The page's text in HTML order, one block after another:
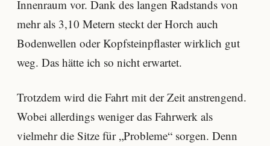
Innenraum vor. Dank des langen Radstands von
mehr als 3,10 Metern steckt der Horch auch
Bodenwellen oder Kopfsteinpflaster wirklich gut
weg. Das hätte ich so nicht erwartet.
Trotzdem wird die Fahrt mit der Zeit anstrengend.
Wobei allerdings weniger das Fahrwerk als
vielmehr die Sitze für „Probleme“ sorgen. Denn